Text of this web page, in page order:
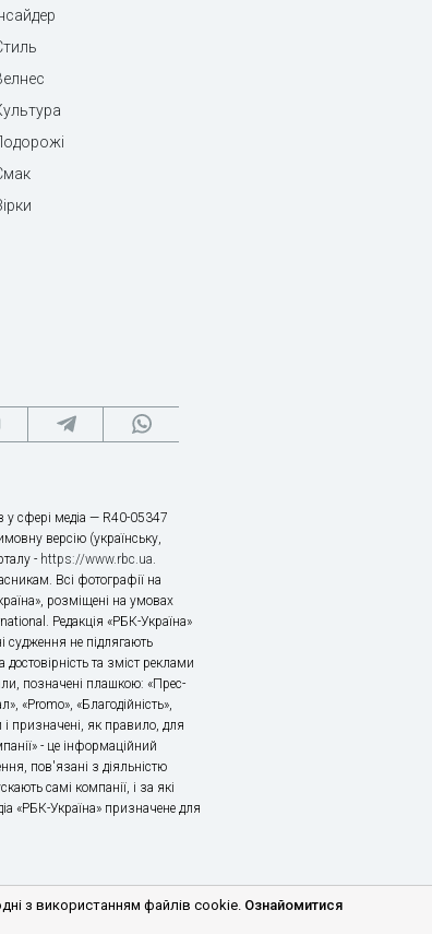
у сфері медіа — R40-05347
версію (українську,
- https://www.rbc.ua.
Всі фотографії на
розміщені на умовах
Редакція «РБК-Україна»
судження не підлягають
та зміст реклами
позначені плашкою: «Прес-
«Promo», «Благодійність»,
призначені, як правило, для
- це інформаційний
пов'язані з діяльністю
самі компанії, і за які
«РБК-Україна» призначене для
з використанням файлів cookie. Ознайомитися